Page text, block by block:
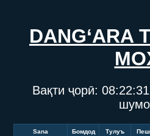
DANG‘ARA
Вақти ҷорӣ: 08:22:32
Sana Бомдод Тулуъ